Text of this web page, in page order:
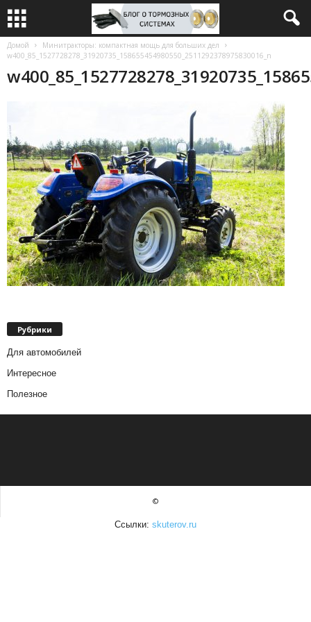
Домой
Минитракторы: компактная мощь для больших дел
w400_85_1527728278_31920735_158655454980550_2511292378975830016_n
Рубрики
Для автомобилей
Интересное
Полезное
©
Ссылки: skuterov.ru